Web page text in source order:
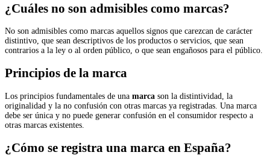
¿Cuáles no son admisibles como marcas?
No son admisibles como marcas aquellos signos que carezcan de carácter
distintivo, que sean descriptivos de los productos o servicios, que sean
contrarios a la ley o al orden público, o que sean engañosos para el público.
Principios de la marca
Los principios fundamentales de una marca son la distintividad, la
originalidad y la no confusión con otras marcas ya registradas. Una marca
debe ser única y no puede generar confusión en el consumidor respecto a
otras marcas existentes.
¿Cómo se registra una marca en España?